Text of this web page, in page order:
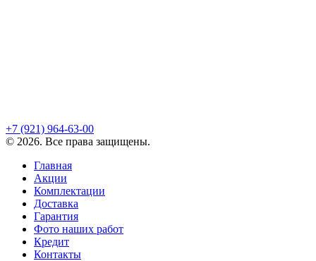
+7 (921) 964-63-00
© 2026. Все права защищены.
Главная
Акции
Комплектации
Доставка
Гарантия
Фото наших работ
Кредит
Контакты